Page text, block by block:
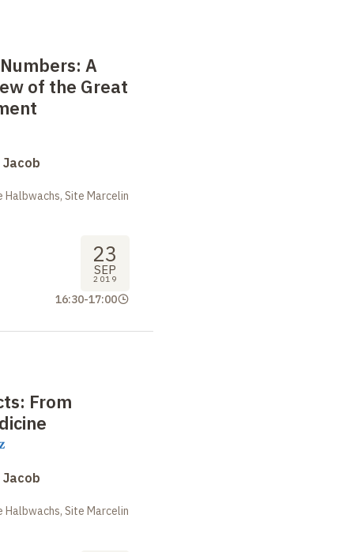
A
of the Great
Site Marcelin
23
SEP
2019
16:30-17:00
From
Site Marcelin